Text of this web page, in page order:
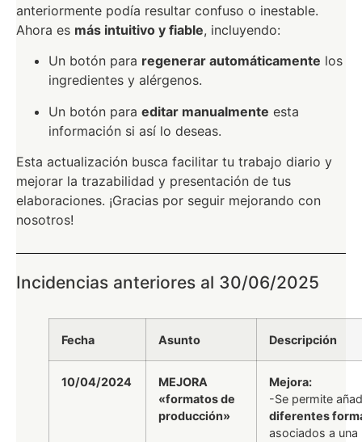
anteriormente podía resultar confuso o inestable.
Ahora es más intuitivo y fiable, incluyendo:
Un botón para regenerar automáticamente los
ingredientes y alérgenos.
Un botón para editar manualmente esta
información si así lo deseas.
Esta actualización busca facilitar tu trabajo diario y
mejorar la trazabilidad y presentación de tus
elaboraciones. ¡Gracias por seguir mejorando con
nosotros!
Incidencias anteriores al 30/06/2025
Fecha Asunto Descripción
10/04/2024
MEJORA
«formatos de
producción»
Mejora:
-Se permite
diferentes
asociados a una